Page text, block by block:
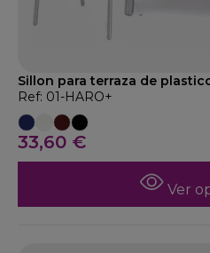
Sillon para terraza de
Ref: 01-HARO+
33,60 €
Ver